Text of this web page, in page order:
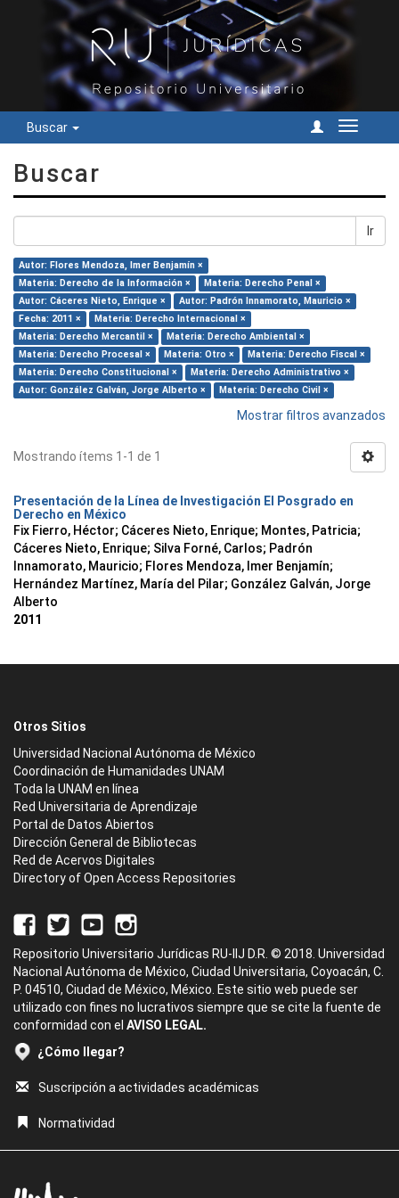
Buscar
Cambiar
Buscar
Ir
Autor: Flores Mendoza, Imer Benjamín ×
Materia: Derecho de la Información ×
Materia: Derecho Penal ×
Autor: Cáceres Nieto, Enrique ×
Autor: Padrón Innamorato, Mauricio ×
Fecha: 2011 ×
Materia: Derecho Internacional ×
Materia: Derecho Mercantil ×
Materia: Derecho Ambiental ×
Materia: Derecho Procesal ×
Materia: Otro ×
Materia: Derecho Fiscal ×
Materia: Derecho Constitucional ×
Materia: Derecho Administrativo ×
Autor: González Galván, Jorge Alberto ×
Materia: Derecho Civil ×
Mostrar filtros avanzados
Mostrando ítems 1-1 de 1
Presentación de la Línea de Investigación El Posgrado en
Derecho en México
Fix Fierro, Héctor; Cáceres Nieto, Enrique; Montes, Patricia;
Cáceres Nieto, Enrique; Silva Forné, Carlos; Padrón
Innamorato, Mauricio; Flores Mendoza, Imer Benjamín;
Hernández Martínez, María del Pilar; González Galván, Jorge
Alberto
2011
Otros Sitios
Universidad Nacional Autónoma de México
Coordinación de Humanidades UNAM
Toda la UNAM en línea
Red Universitaria de Aprendizaje
Portal de Datos Abiertos
Dirección General de Bibliotecas
Red de Acervos Digitales
Directory of Open Access Repositories
Repositorio Universitario Jurídicas RU-IIJ D.R. © 2018. Universidad
Nacional Autónoma de México, Ciudad Universitaria, Coyoacán, C.
P. 04510, Ciudad de México, México. Este sitio web puede ser
utilizado con fines no lucrativos siempre que se cite la fuente de
conformidad con el AVISO LEGAL.
¿Cómo llegar?
Suscripción a actividades académicas
Normatividad